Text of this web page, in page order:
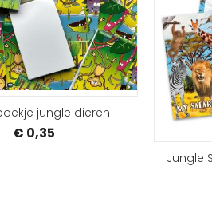
jungle dieren
€ 0,35
Jungle